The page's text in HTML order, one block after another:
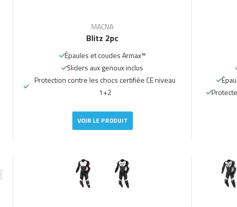
MACNA
Blitz 2pc
Épaules et coudes Armax™
Sliders aux genoux inclus
Protection contre les chocs certifiée CE niveau
1+2
VOIR LE PRODUIT